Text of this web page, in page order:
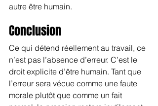
autre être humain.
Conclusion
Ce qui détend réellement au travail, ce
n’est pas l’absence d’erreur. C’est le
droit explicite d’être humain. Tant que
l’erreur sera vécue comme une faute
morale plutôt que comme un fait